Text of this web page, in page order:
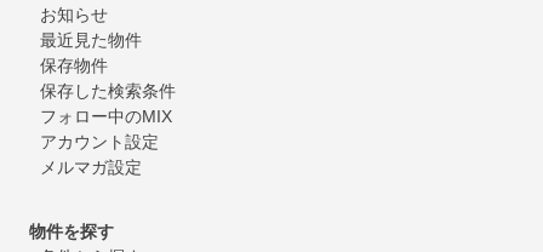
お知らせ
最近見た物件
保存物件
保存した検索条件
フォロー中のMIX
アカウント設定
メルマガ設定
物件を探す